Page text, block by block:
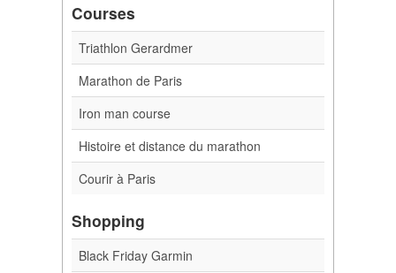
Courses
Triathlon Gerardmer
Marathon de Paris
Iron man course
Histoire et distance du marathon
Courir à Paris
Shopping
Black Friday Garmin